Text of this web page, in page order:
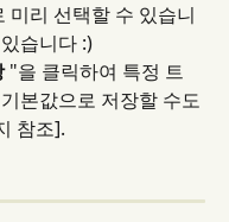
미리 선택할 수 있습니
습니다 :)
"을 클릭하여 특정 트
본값으로 저장할 수도
참조].